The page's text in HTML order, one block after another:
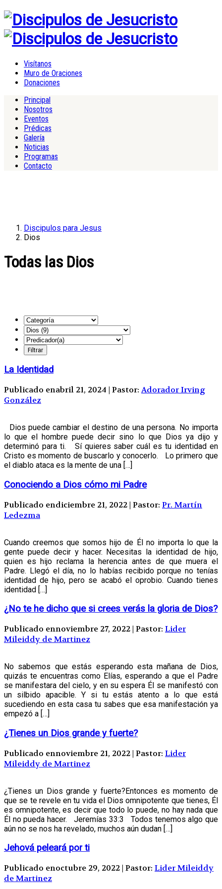
Visítanos
Muro de Oraciones
Donaciones
Principal
Nosotros
Eventos
Prédicas
Galería
Noticias
Programas
Contacto
Discipulos para Jesus
Dios
Todas las Dios
La Identidad
Publicado enabril 21, 2024 | Pastor:Adorador Irving
González
Dios puede cambiar el destino de una persona. No importa
lo que el hombre puede decir sino lo que Dios ya dijo y
determinó para ti. Sí quieres saber cuál es tu identidad en
Cristo es momento de buscarlo y conocerlo. Lo primero que
el diablo ataca es la mente de una […]
Conociendo a Dios cómo mi Padre
Publicado endiciembre 21, 2022 | Pastor: Pr. Martín
Ledezma
Cuando creemos que somos hijo de Él no importa lo que la
gente puede decir y hacer. Necesitas la identidad de hijo,
quien es hijo reclama la herencia antes de que muera el
Padre. Llegó el día, no lo habías recibido porque no tenías
identidad de hijo, pero se acabó el oprobio. Cuando tienes
identidad […]
¿No te he dicho que si crees verás la gloria de Dios?
Publicado ennoviembre 27, 2022 | Pastor: Lider
Mileiddy de Martinez
No sabemos que estás esperando esta mañana de Dios,
quizás te encuentras como Elías, esperando a que el Padre
se manifestara del cielo, y en su espera Él se manifestó con
un silbido apacible. Y si tu estás atento a lo que está
sucediendo en esta casa tu sabes que esa manifestación ya
empezó a […]
¿Tienes un Dios grande y fuerte?
Publicado ennoviembre 21, 2022 | Pastor: Lider
Mileiddy de Martinez
¿Tienes un Dios grande y fuerte?Entonces es momento de
que se te revele en tu vida el Dios omnipotente que tienes, Él
es omnipotente, es decir que todo lo puede, no hay nada que
Él no pueda hacer. Jeremías 33:3 Todos tenemos algo que
aún no se nos ha revelado, muchos aún dudan […]
Jehová peleará por ti
Publicado enoctubre 29, 2022 | Pastor: Lider Mileiddy
de Martinez